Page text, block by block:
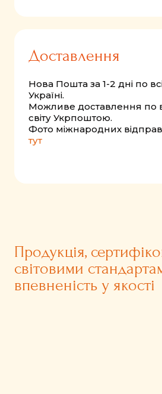
Нова Пошта за 1-2 дні по
Україні.
Можливе доставлення по
світу Укрпоштою.
Фото міжнародних
тут
Доставлення
Продукція,
світовими
впевненість у якості